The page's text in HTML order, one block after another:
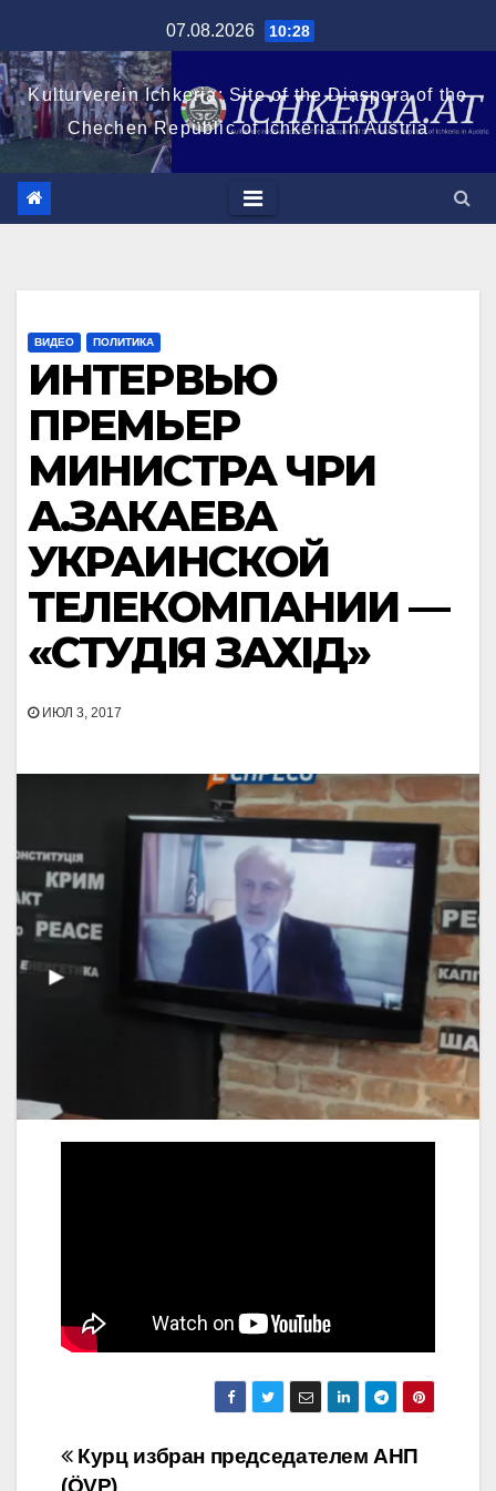
к
содержимому
07.08.2026 10:28
Kulturverein Ichkeria: Site of the Diaspora of the
Chechen Republic of Ichkeria in Austria
ВИДЕО ПОЛИТИКА
ИНТЕРВЬЮ
ПРЕМЬЕР
МИНИСТРА ЧРИ
А.ЗАКАЕВА
УКРАИНСКОЙ
ТЕЛЕКОМПАНИИ —
«СТУДІЯ ЗАХІД»
ИЮЛ 3, 2017
Навигация
Курц избран председателем АНП